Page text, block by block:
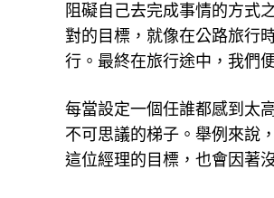
阻礙自己去完成事情的方式
對的目標，就像在公路旅行
行。最終在旅行途中，我們
每當設定一個任誰都感到太
不可思議的梯子。舉例來說
這位經理的目標，也會因著